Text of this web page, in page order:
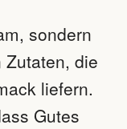
sondern
die
liefern.
Gutes